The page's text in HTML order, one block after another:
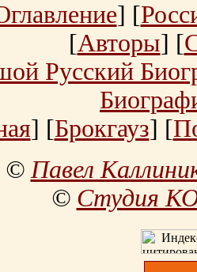
] [
[Авторы] [
Русский
] [Брокгауз] [
©Павел
© Студия